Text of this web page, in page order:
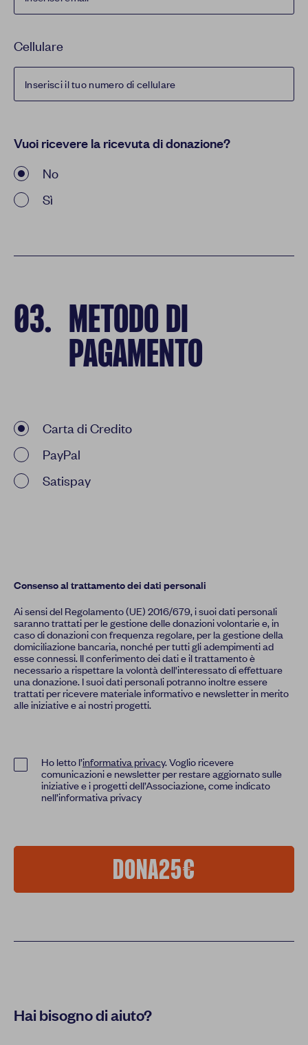
Cellulare
Vuoi ricevere la ricevuta di donazione?
No
Sì
03. METODO DI
PAGAMENTO
Carta di Credito
PayPal
Satispay
Consenso al trattamento dei dati personali
Ai sensi del Regolamento (UE) 2016/679, i suoi dati personali
saranno trattati per le gestione delle donazioni volontarie e, in
caso di donazioni con frequenza regolare, per la gestione della
domiciliazione bancaria, nonché per tutti gli adempimenti ad
esse connessi. Il conferimento dei dati e il trattamento è
necessario a rispettare la volontà dell'interessato di effettuare
una donazione. I suoi dati personali potranno inoltre essere
trattati per ricevere materiale informativo e newsletter in merito
alle iniziative e ai nostri progetti.
Ho letto l’informativa privacy. Voglio ricevere
comunicazioni e newsletter per restare aggiornato sulle
iniziative e i progetti dell’Associazione, come indicato
nell’informativa privacy
DONA25€
Hai bisogno di aiuto?